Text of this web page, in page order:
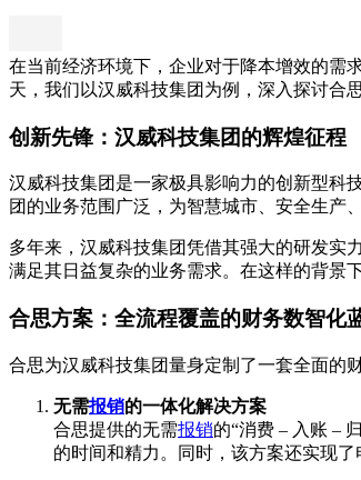
在当前经济环境下，企业对于降本增效的需
天，我们以汉威科技集团为例，深入探讨合
创新先锋：汉威科技集团的辉煌征程
汉威科技集团是一家极具影响力的创新型科
团的业务范围广泛，为智慧城市、安全生产
多年来，汉威科技集团凭借其强大的研发实
满足其日益复杂的业务需求。在这样的背景
合思方案：全流程覆盖的财务数智化
合思为汉威科技集团量身定制了一套全面的
无需报销的一体化解决方案
合思提供的无需报销的“消费 – 入账 –
的时间和精力。同时，该方案还实现